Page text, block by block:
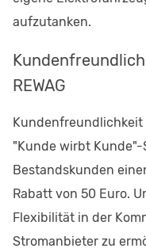
aufzutanken.
REWAG
Kundenfreundlichkeit
"Kunde wirbt Kunde"-
Bestandskunden
Rabatt von 50 Euro.
Flexibilität in der
Stromanbieter zu